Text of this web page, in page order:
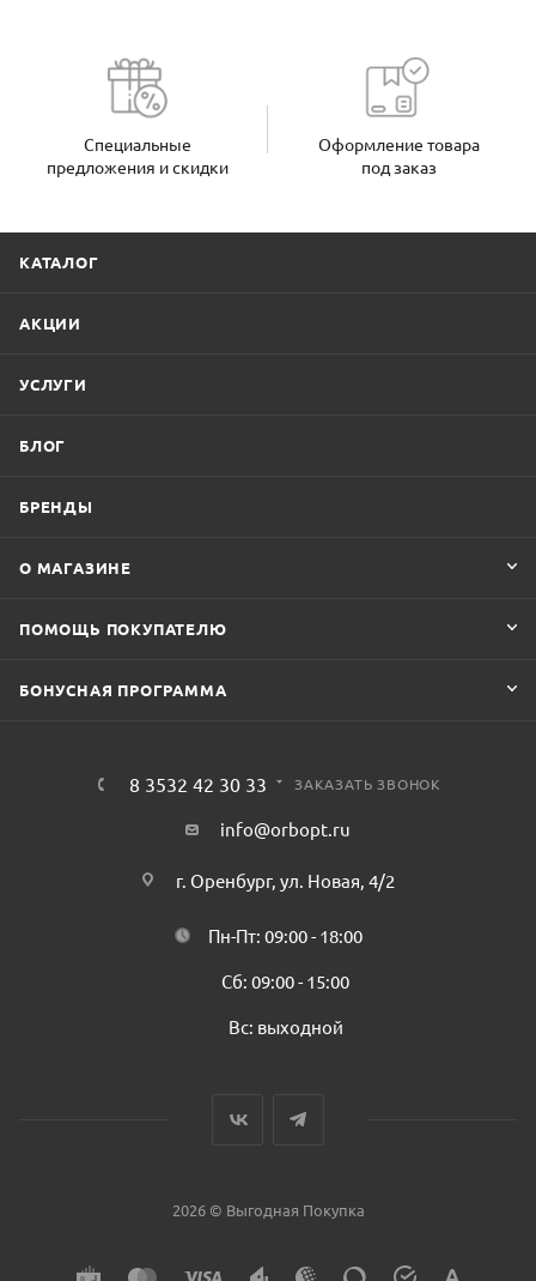
Специальные
предложения и скидки
Оформление товара
под заказ
КАТАЛОГ
АКЦИИ
УСЛУГИ
БЛОГ
БРЕНДЫ
О МАГАЗИНЕ
ПОМОЩЬ ПОКУПАТЕЛЮ
БОНУСНАЯ ПРОГРАММА
8 3532 42 30 33 ЗАКАЗАТЬ ЗВОНОК
info@orbopt.ru
г. Оренбург, ул. Новая, 4/2
Пн-Пт: 09:00 - 18:00
Сб: 09:00 - 15:00
Вс: выходной
2026 © Выгодная Покупка